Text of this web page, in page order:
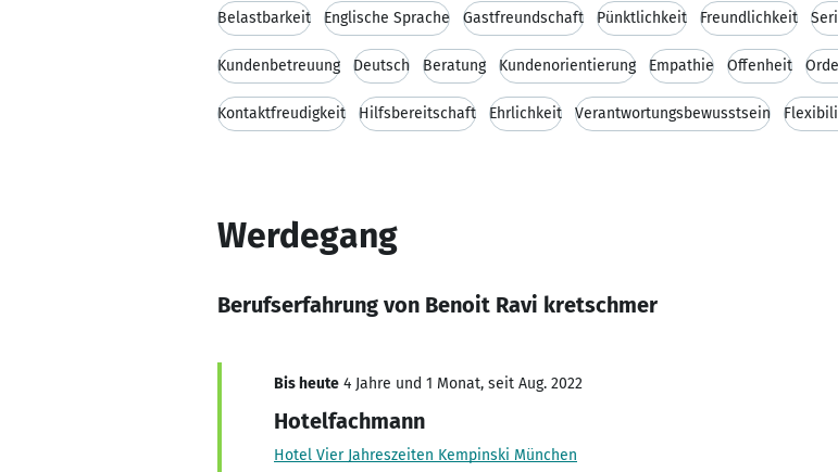
Belastbarkeit Englische Sprache Gastfreundschaft Pünktlichkeit Freundlichkeit
Kundenbetreuung Deutsch Beratung Kundenorientierung Empathie Offenheit
Kontaktfreudigkeit Hilfsbereitschaft Ehrlichkeit Verantwortungsbewusstsein
Werdegang
Berufserfahrung von Benoit Ravi kretschmer
Bis heute 4 Jahre und 1 Monat, seit Aug. 2022
Hotelfachmann
Hotel Vier Jahreszeiten Kempinski München